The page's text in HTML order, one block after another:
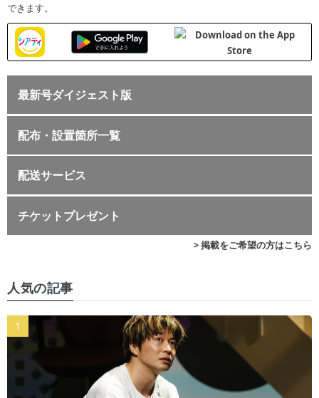
できます。
最新号ダイジェスト版
配布・設置箇所一覧
配送サービス
チケットプレゼント
> 掲載をご希望の方はこちら
人気の記事